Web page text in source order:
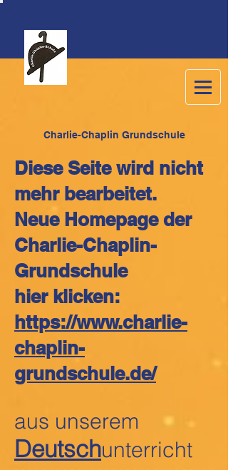
Charlie-Chaplin Grundschule
Diese Seite wird nicht
mehr bearbeitet.
Neue Homepage der
Charlie-Chaplin-
Grundschule
hier klicken:
https://www.charlie-
chaplin-
grundschule.de/
aus unserem
Deutschunterricht